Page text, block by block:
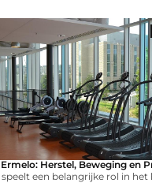
Herstel, Beweging en
een belangrijke rol in het